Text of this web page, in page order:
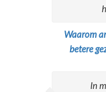
Waarom
betere
In